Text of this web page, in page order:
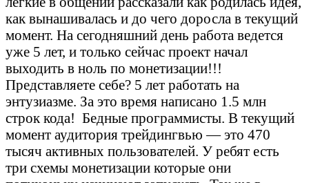
как вынашивалась и до чего доросла в текущий
момент. На сегодняшний день работа ведется
уже 5 лет, и только сейчас проект начал
выходить в ноль по монетизации!!!
Представляете себе? 5 лет работать на
энтузиазме. За это время написано 1.5 млн
строк кода! Бедные программисты. В текущий
момент аудитория трейдингвью — это 470
тысяч активных пользователей. У ребят есть
три схемы монетизации которые они